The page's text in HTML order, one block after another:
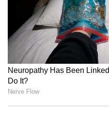
ಆತ್ಮವಿಶ್ವಾಸ ಹೆಚ್ಚಾಗುತ್ತದೆ
ನಿರ್ಧಾರಗಳನ್ನು
ಹೇಳುತ್ತಾರೆ. ಅಂದಿನಿಂದ,
ಕುಟುಂಬದ ಸಂತೋಷವು
ನಂಬುತ್ತಾರೆ.